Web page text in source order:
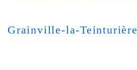
Grainville-la-Teinturière